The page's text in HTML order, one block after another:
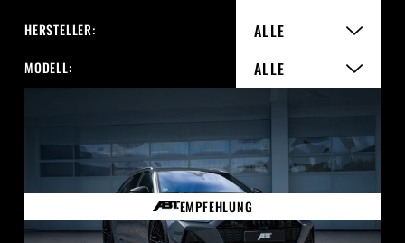
HERSTELLER: ALLE
MODELL: ALLE
EMPFEHLUNG